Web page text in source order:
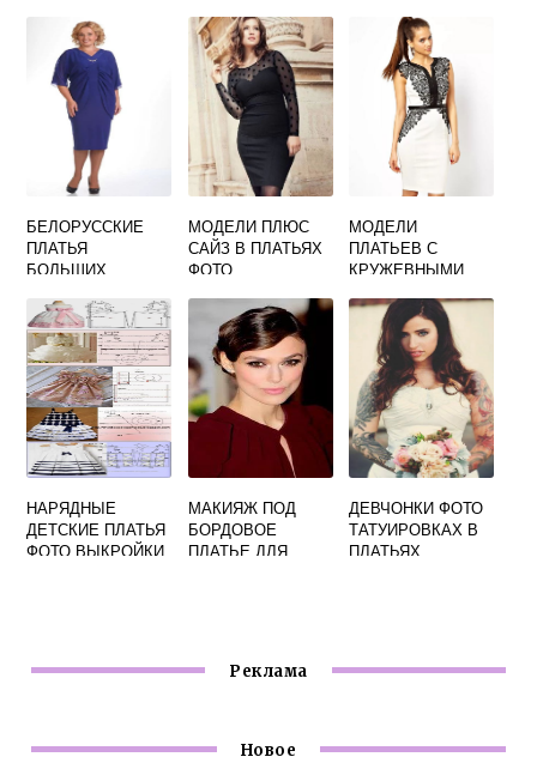
БЕЛОРУССКИЕ
ПЛАТЬЯ
БОЛЬШИХ
МОДЕЛИ ПЛЮС
САЙЗ В ПЛАТЬЯХ
ФОТО
МОДЕЛИ
ПЛАТЬЕВ С
КРУЖЕВНЫМИ
ФОТО
НАРЯДНЫЕ
ДЕТСКИЕ ПЛАТЬЯ
ФОТО ВЫКРОЙКИ
МАКИЯЖ ПОД
БОРДОВОЕ
ПЛАТЬЕ ДЛЯ
ДЕВЧОНКИ ФОТО
ТАТУИРОВКАХ В
ПЛАТЬЯХ
Реклама
Новое